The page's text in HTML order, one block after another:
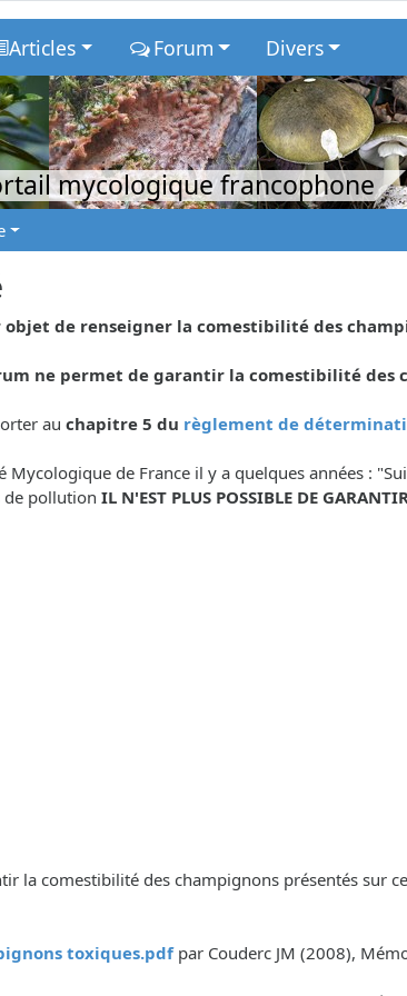
Articles Forum Divers
mycologique francophone
de renseigner la comestibilité des
ne permet de garantir la comestibilité des
au chapitre 5 du règlement de
Mycologique de France il y a quelques années :
de pollution IL N'EST PLUS POSSIBLE DE
la comestibilité des champignons présentés sur
toxiques.pdfpar Couderc JM (2008),